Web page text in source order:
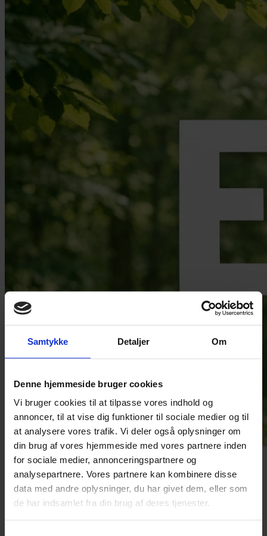
Samtykke Detaljer Om
Denne hjemmeside bruger cookies
Vi bruger cookies til at tilpasse vores indhold og
annoncer, til at vise dig funktioner til sociale medier og til
at analysere vores trafik. Vi deler også oplysninger om
din brug af vores hjemmeside med vores partnere inden
for sociale medier, annonceringspartnere og
analysepartnere. Vores partnere kan kombinere disse
data med andre oplysninger, du har givet dem, eller som
de har indsamlet fra din brug af deres tjenester.